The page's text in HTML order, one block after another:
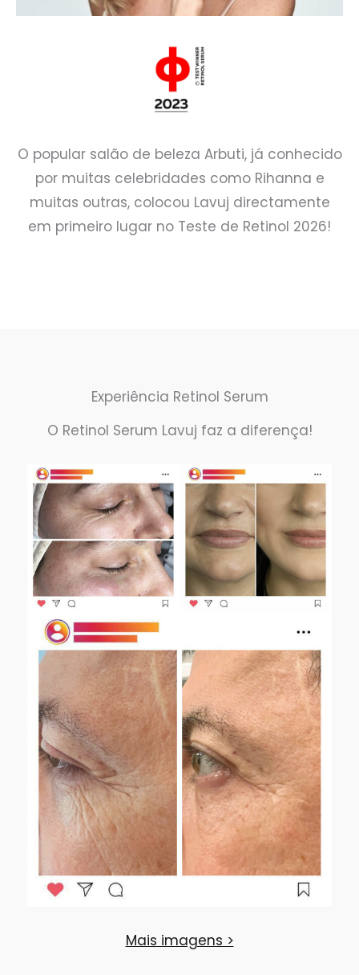
O popular salão de beleza Arbuti, já conhecido
por muitas celebridades como Rihanna e
muitas outras, colocou Lavuj directamente
em primeiro lugar no Teste de Retinol 2026!
Experiência Retinol Serum
O Retinol Serum Lavuj faz a diferença!
Mais imagens >